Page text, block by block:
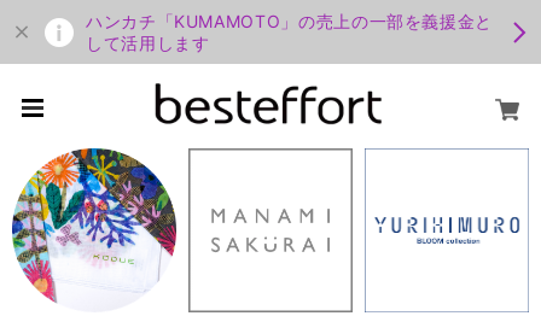
ハンカチ「KUMAMOTO」の売上の一部を義援金と
して活用します